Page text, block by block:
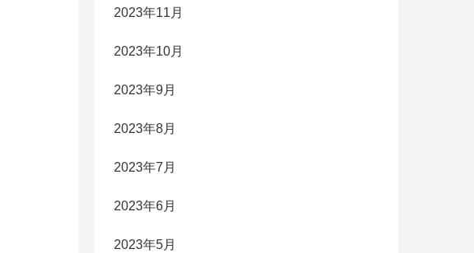
2023年11月
2023年10月
2023年9月
2023年8月
2023年7月
2023年6月
2023年5月